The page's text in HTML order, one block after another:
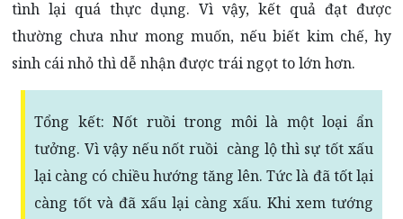
tình lại quá thực dụng. Vì vậy, kết quả đạt được
thường chưa như mong muốn, nếu biết kim chế, hy
sinh cái nhỏ thì dễ nhận được trái ngọt to lớn hơn.
Tổng kết: Nốt ruồi trong môi là một loại ẩn
tưởng. Vì vậy nếu nốt ruồi càng lộ thì sự tốt xấu
lại càng có chiều hướng tăng lên. Tức là đã tốt lại
càng tốt và đã xấu lại càng xấu. Khi xem tướng